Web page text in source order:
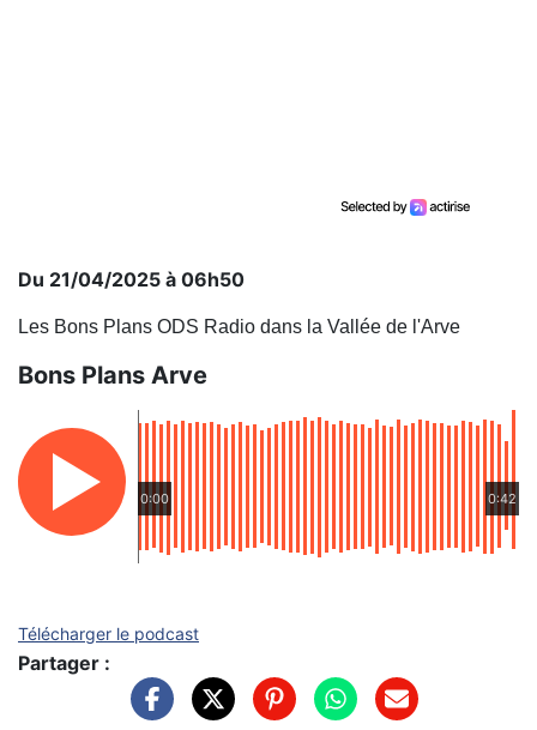
Du 21/04/2025 à 06h50
Les Bons Plans ODS Radio dans la Vallée de l'Arve
Bons Plans Arve
0:00 0:42
Télécharger le podcast
Partager :